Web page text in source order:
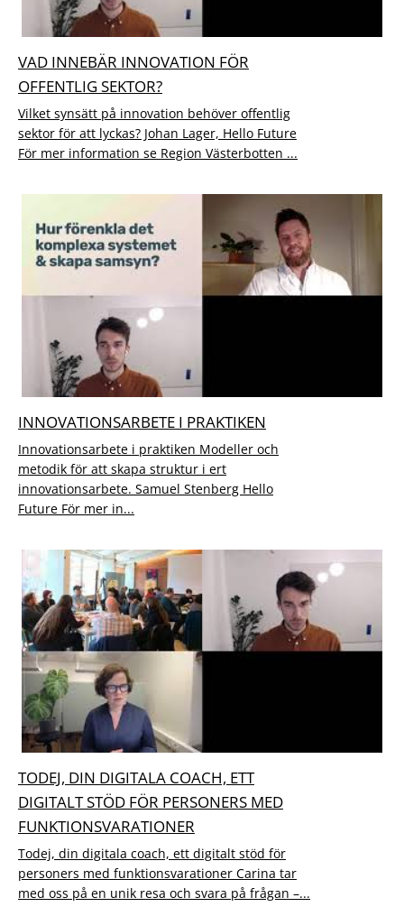
VAD INNEBÄR INNOVATION FÖR
OFFENTLIG SEKTOR?
Vilket synsätt på innovation behöver offentlig
sektor för att lyckas? Johan Lager, Hello Future
För mer information se Region Västerbotten ...
INNOVATIONSARBETE I PRAKTIKEN
Innovationsarbete i praktiken Modeller och
metodik för att skapa struktur i ert
innovationsarbete. Samuel Stenberg Hello
Future För mer in...
TODEJ, DIN DIGITALA COACH, ETT
DIGITALT STÖD FÖR PERSONERS MED
FUNKTIONSVARATIONER
Todej, din digitala coach, ett digitalt stöd för
personers med funktionsvarationer Carina tar
med oss på en unik resa och svara på frågan –...